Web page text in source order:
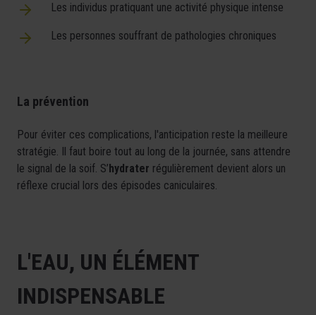
Les individus pratiquant une activité physique intense
Les personnes souffrant de pathologies chroniques
La prévention
Pour éviter ces complications, l'anticipation reste la meilleure
stratégie. Il faut boire tout au long de la journée, sans attendre
le signal de la soif. S’hydrater régulièrement devient alors un
réflexe crucial lors des épisodes caniculaires.
L'EAU, UN ÉLÉMENT
INDISPENSABLE